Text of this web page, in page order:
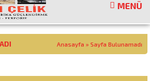
MENÜ
Anasayfa » Sayfa Bulunamadı